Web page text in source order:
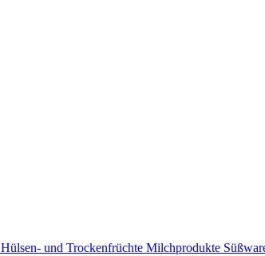
Hülsen- und Trockenfrüchte Milchprodukte